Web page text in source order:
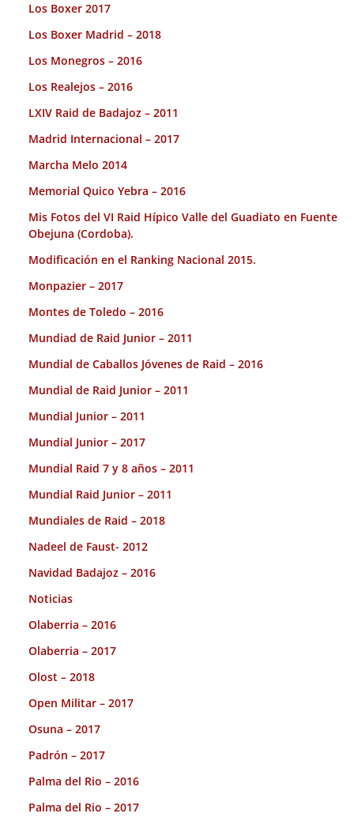
Los Boxer 2017
Los Boxer Madrid – 2018
Los Monegros – 2016
Los Realejos – 2016
LXIV Raid de Badajoz – 2011
Madrid Internacional – 2017
Marcha Melo 2014
Memorial Quico Yebra – 2016
Mis Fotos del VI Raid Hípico Valle del Guadiato en Fuente
Obejuna (Cordoba).
Modificación en el Ranking Nacional 2015.
Monpazier – 2017
Montes de Toledo – 2016
Mundiad de Raid Junior – 2011
Mundial de Caballos Jóvenes de Raid – 2016
Mundial de Raid Junior – 2011
Mundial Junior – 2011
Mundial Junior – 2017
Mundial Raid 7 y 8 años – 2011
Mundial Raid Junior – 2011
Mundiales de Raid – 2018
Nadeel de Faust- 2012
Navidad Badajoz – 2016
Noticias
Olaberria – 2016
Olaberria – 2017
Olost – 2018
Open Militar – 2017
Osuna – 2017
Padrón – 2017
Palma del Rio – 2016
Palma del Rio – 2017